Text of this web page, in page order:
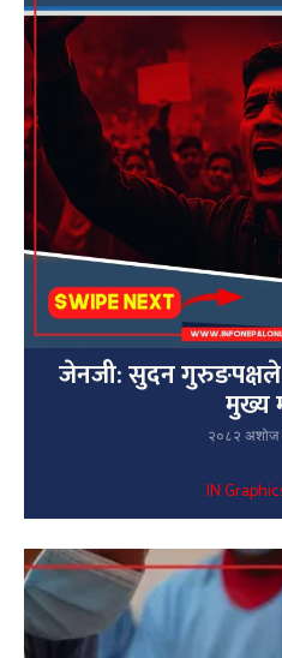
जेनजी: सुदन
मुख्य
२०८२ अशोज
IN